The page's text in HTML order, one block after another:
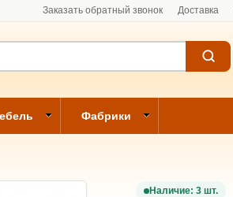
Заказать обратный звонок Доставка
Фабрики
Наличие: 3 шт.